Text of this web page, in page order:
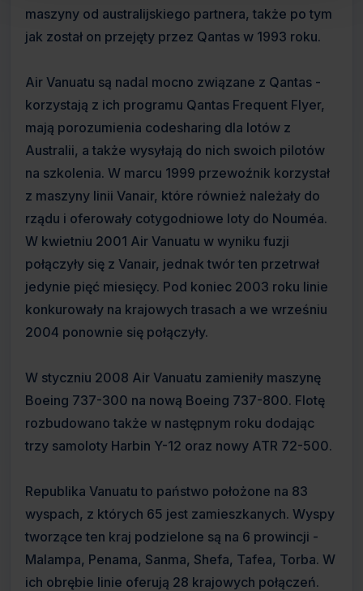
maszyny od australijskiego partnera, także po tym
jak został on przejęty przez Qantas w 1993 roku.
Air Vanuatu są nadal mocno związane z Qantas -
korzystają z ich programu Qantas Frequent Flyer,
mają porozumienia codesharing dla lotów z
Australii, a także wysyłają do nich swoich pilotów
na szkolenia. W marcu 1999 przewoźnik korzystał
z maszyny linii Vanair, które również należały do
rządu i oferowały cotygodniowe loty do Nouméa.
W kwietniu 2001 Air Vanuatu w wyniku fuzji
połączyły się z Vanair, jednak twór ten przetrwał
jedynie pięć miesięcy. Pod koniec 2003 roku linie
konkurowały na krajowych trasach a we wrześniu
2004 ponownie się połączyły.
W styczniu 2008 Air Vanuatu zamieniły maszynę
Boeing 737-300 na nową Boeing 737-800. Flotę
rozbudowano także w następnym roku dodając
trzy samoloty Harbin Y-12 oraz nowy ATR 72-500.
Republika Vanuatu to państwo położone na 83
wyspach, z których 65 jest zamieszkanych. Wyspy
tworzące ten kraj podzielone są na 6 prowincji -
Malampa, Penama, Sanma, Shefa, Tafea, Torba. W
ich obrębie linie oferują 28 krajowych połączeń.